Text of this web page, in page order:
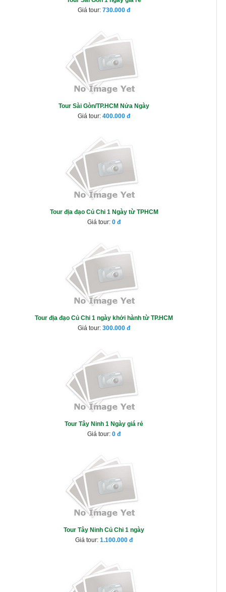
Giá tour: 730.000
Tour Sài Gòn/TP.HCM Nửa Ngày
Giá tour: 400.000
Tour địa đạo Củ Chi 1 Ngày từ TPHCM
Giá tour: 0
Tour địa đạo Củ Chi 1 ngày khởi hành từ TP.HCM
Giá tour: 300.000
Tour Tây Ninh 1 Ngày giá rẻ
Giá tour: 0
Tour Tây Ninh Củ Chi 1 ngày
Giá tour: 1.100.000